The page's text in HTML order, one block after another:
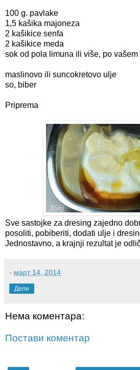
100 g. pavlake
1,5 kašika majoneza
2 kašikice senfa
2 kašikice meda
sok od pola limuna ili više, po vašem
maslinovo ili suncokretovo ulje
so, biber
Priprema
Sve sastojke za dresing zajedno
posoliti, pobiberiti, dodati ulje i
Jednostavno, a krajnji rezultat je
- март 14, 2014
Дели
Нема коментара:
Постави коментар